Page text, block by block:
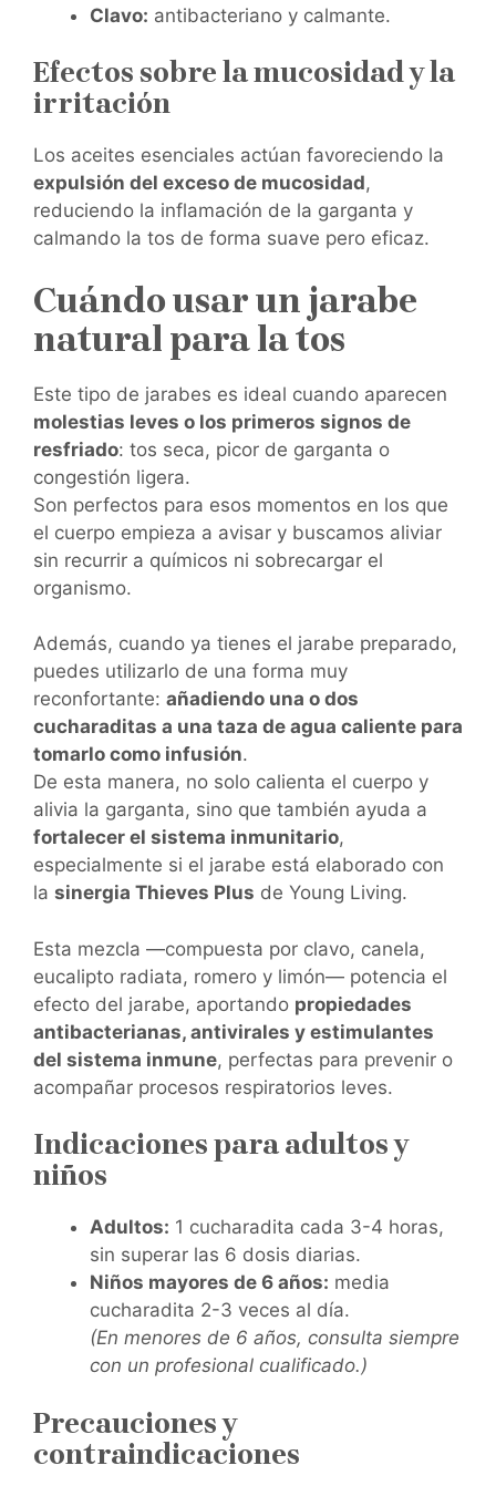
Clavo: antibacteriano y calmante.
Efectos sobre la mucosidad y la
irritación
Los aceites esenciales actúan favoreciendo la
expulsión del exceso de mucosidad,
reduciendo la inflamación de la garganta y
calmando la tos de forma suave pero eficaz.
Cuándo usar un jarabe
natural para la tos
Este tipo de jarabes es ideal cuando aparecen
molestias leves o los primeros signos de
resfriado: tos seca, picor de garganta o
congestión ligera.
Son perfectos para esos momentos en los que
el cuerpo empieza a avisar y buscamos aliviar
sin recurrir a químicos ni sobrecargar el
organismo.
Además, cuando ya tienes el jarabe preparado,
puedes utilizarlo de una forma muy
reconfortante: añadiendo una o dos
cucharaditas a una taza de agua caliente para
tomarlo como infusión.
De esta manera, no solo calienta el cuerpo y
alivia la garganta, sino que también ayuda a
fortalecer el sistema inmunitario,
especialmente si el jarabe está elaborado con
la sinergia Thieves Plus de Young Living.
Esta mezcla —compuesta por clavo, canela,
eucalipto radiata, romero y limón— potencia el
efecto del jarabe, aportando propiedades
antibacterianas, antivirales y estimulantes
del sistema inmune, perfectas para prevenir o
acompañar procesos respiratorios leves.
Indicaciones para adultos y
niños
Adultos: 1 cucharadita cada 3-4 horas,
sin superar las 6 dosis diarias.
Niños mayores de 6 años: media
cucharadita 2-3 veces al día.
(En menores de 6 años, consulta siempre
con un profesional cualificado.)
Precauciones y
contraindicaciones